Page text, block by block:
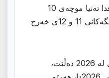
ڕادەست کردوە، بەڵام بەغدا تەنیا موچەی 10
مانگی ناردوەو موچەی مانگەکانی 11 و 12ی خەرج
سەبارەت بەداهاتی نانەوتی لە 2026 دەڵێت،